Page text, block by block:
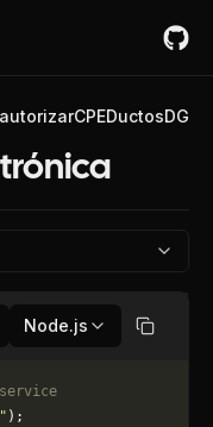
autorizarCPEDuctosDG
Node.js Copiar
);